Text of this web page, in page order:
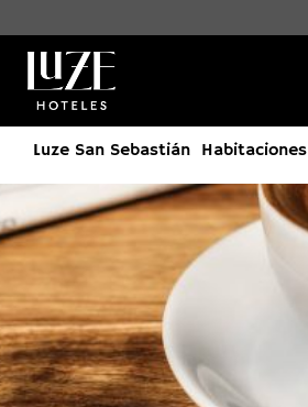
Luze San Sebastián Habitaciones